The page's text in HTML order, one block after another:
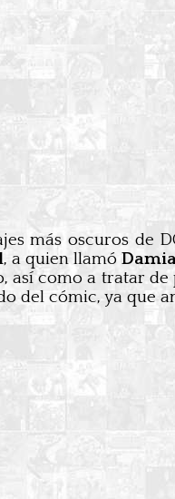
más oscuros de
, a quien llamó
así como a tratar
del cómic, ya que